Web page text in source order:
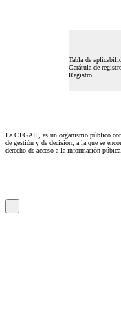
Tabla de
Carátula de
Registro
La CEGAIP, es un organismo público
de gestión y de decisión, a la que se
derecho de acceso a la información púbica.